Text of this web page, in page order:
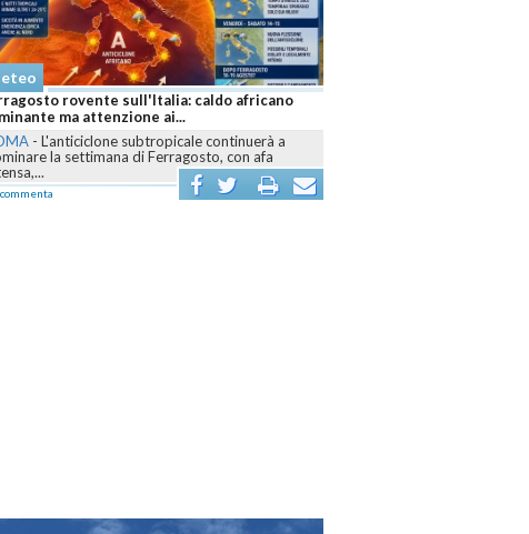
rovente sull'Italia: caldo africano
ma attenzione ai...
- L'anticiclone subtropicale continuerà a
la settimana di Ferragosto, con afa
commenta